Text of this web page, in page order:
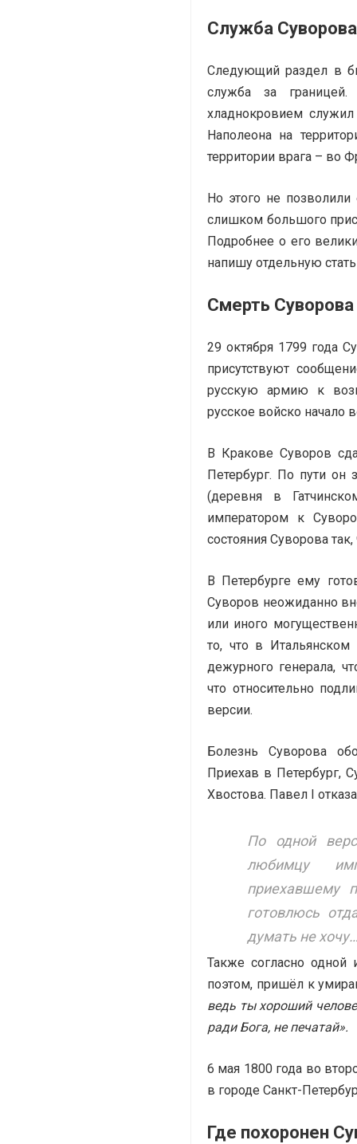
Служба
Следующий раздел в
служба за
хладнокровием
Наполеона на
территории врага – во
Но этого не
слишком большого
Подробнее о его
напишу отдельную
Смерть Суворова
29 октября 1799 года
присутствуют
русскую армию к
русское войско начало
В Кракове Суворов
Петербург. По пути он
(деревня в
императором к
состояния Суворова
В Петербурге ему
Суворов неожиданно
или иного
то, что в
дежурного генерала,
что относительно
версии.
Болезнь Суворова
Приехав в Петербург,
Хвостова. Павел I
По одной
любимцу
приехавшему
готовлюсь
думать не
Также согласно
поэтом, пришёл к
ведь ты хороший
ради Бога, не печатай».
6 мая 1800 года во
в городе Санкт-
Где похоронен